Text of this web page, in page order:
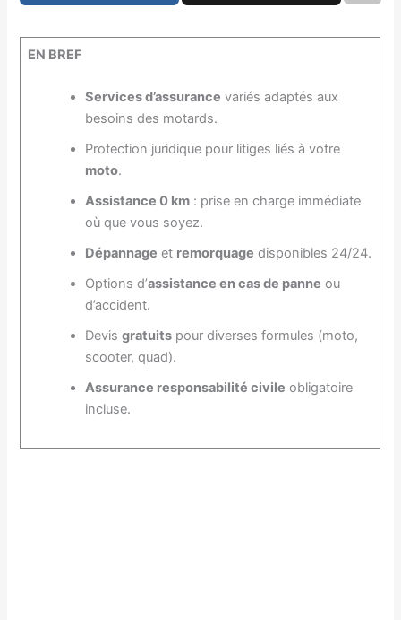
EN BREF
Services d’assurance variés adaptés aux
besoins des motards.
Protection juridique pour litiges liés à votre
moto.
Assistance 0 km: prise en charge immédiate
où que vous soyez.
Dépannage et remorquage disponibles 24/24.
Options d’assistance en cas de panne ou
d’accident.
Devis gratuitspour diverses formules (moto,
scooter, quad).
Assurance responsabilité civile obligatoire
incluse.